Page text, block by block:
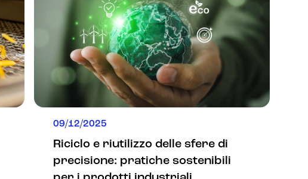
09/12/2025
Riciclo e riutilizzo delle sfere di
precisione: pratiche sostenibili